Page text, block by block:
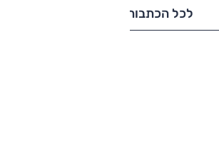
לכל הכתבות